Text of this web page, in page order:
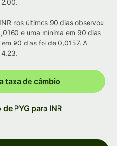
nos últimos 90 dias observou
e uma mínima em 90 dias
90 dias foi de 0,0157. A
taxa de câmbio
PYG para INR